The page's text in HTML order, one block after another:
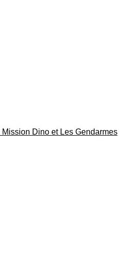
Dino et Les Gendarmes